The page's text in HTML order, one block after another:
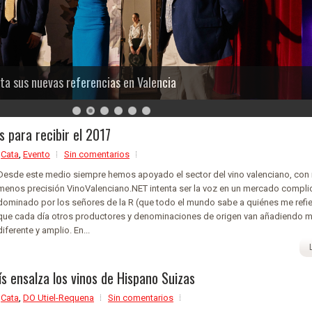
sus nuevas referencias en Valencia
para recibir el 2017
Cata, Evento
Sin comentarios
este medio siempre hemos apoyado el sector del vino valenciano, con
precisión VinoValenciano.NET intenta ser la voz en un mercado
por los señores de la R (que todo el mundo sabe a quiénes me
cada día otros productores y denominaciones de origen van añadiendo
y amplio. En...
ensalza los vinos de Hispano Suizas
Cata, DO Utiel-Requena Sin comentarios